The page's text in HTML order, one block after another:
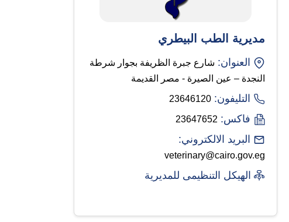
مديرية الطب البيطري
العنوان: شارع جبرة الظريفة بجوار شرطة
النجدة – عين الصيرة - مصر القديمة
التليفون: 23646120
فاكس: 23647652
البريد الالكتروني:
veterinary@cairo.gov.eg
الهيكل التنظيمى للمديرية